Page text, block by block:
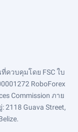
ควบคุมโดย FSC ใบ
RoboForex
Commission ภาย
Guava Street,